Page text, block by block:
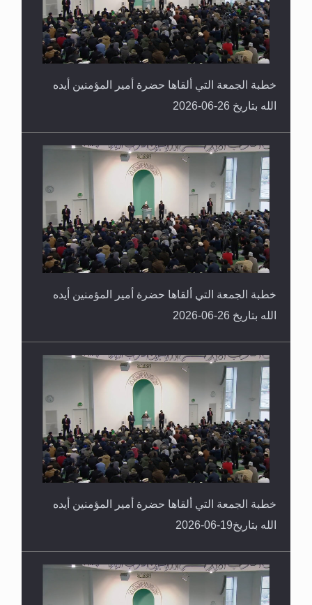
خطبة الجمعة التي ألقاها حضرة أمير المؤمنين أيده
الله بتاريخ 26-06-2026
خطبة الجمعة التي ألقاها حضرة أمير المؤمنين أيده
الله بتاريخ 26-06-2026
خطبة الجمعة التي ألقاها حضرة أمير المؤمنين أيده
الله بتاريخ19-06-2026